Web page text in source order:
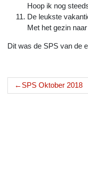
Hoop ik nog
De leukste
Met het gezin
Dit was de SPS van de
Bericht
SPS Oktober 2018